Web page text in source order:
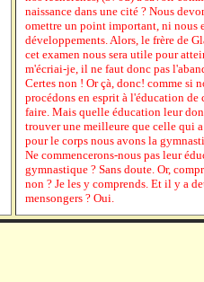
naissance dans une cité ? Nous
omettre un point important, ni nous
développements. Alors, le frère de
cet examen nous sera utile pour
m'écriai-je, il ne faut donc pas
Certes non ! Or çà, donc! comme si
procédons en esprit à l'éducation de
faire. Mais quelle éducation leur
trouver une meilleure que celle qui a
pour le corps nous avons la
Ne commencerons-nous pas leur
gymnastique ? Sans doute. Or,
non ? Je les y comprends. Et il y a
mensongers ? Oui.